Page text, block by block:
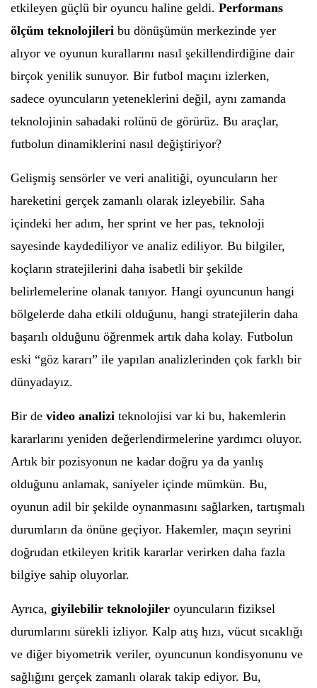
etkileyen güçlü bir oyuncu haline geldi. Performans
ölçüm teknolojileri bu dönüşümün merkezinde yer
alıyor ve oyunun kurallarını nasıl şekillendirdiğine dair
birçok yenilik sunuyor. Bir futbol maçını izlerken,
sadece oyuncuların yeteneklerini değil, aynı zamanda
teknolojinin sahadaki rolünü de görürüz. Bu araçlar,
futbolun dinamiklerini nasıl değiştiriyor?
Gelişmiş sensörler ve veri analitiği, oyuncuların her
hareketini gerçek zamanlı olarak izleyebilir. Saha
içindeki her adım, her sprint ve her pas, teknoloji
sayesinde kaydediliyor ve analiz ediliyor. Bu bilgiler,
koçların stratejilerini daha isabetli bir şekilde
belirlemelerine olanak tanıyor. Hangi oyuncunun hangi
bölgelerde daha etkili olduğunu, hangi stratejilerin daha
başarılı olduğunu öğrenmek artık daha kolay. Futbolun
eski “göz kararı” ile yapılan analizlerinden çok farklı bir
dünyadayız.
Bir de video analizi teknolojisi var ki bu, hakemlerin
kararlarını yeniden değerlendirmelerine yardımcı oluyor.
Artık bir pozisyonun ne kadar doğru ya da yanlış
olduğunu anlamak, saniyeler içinde mümkün. Bu,
oyunun adil bir şekilde oynanmasını sağlarken, tartışmalı
durumların da önüne geçiyor. Hakemler, maçın seyrini
doğrudan etkileyen kritik kararlar verirken daha fazla
bilgiye sahip oluyorlar.
Ayrıca, giyilebilir teknolojiler oyuncuların fiziksel
durumlarını sürekli izliyor. Kalp atış hızı, vücut sıcaklığı
ve diğer biyometrik veriler, oyuncunun kondisyonunu ve
sağlığını gerçek zamanlı olarak takip ediyor. Bu,